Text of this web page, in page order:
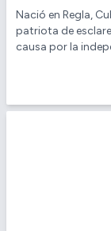
Nació en Regla,
patriota de
causa por la